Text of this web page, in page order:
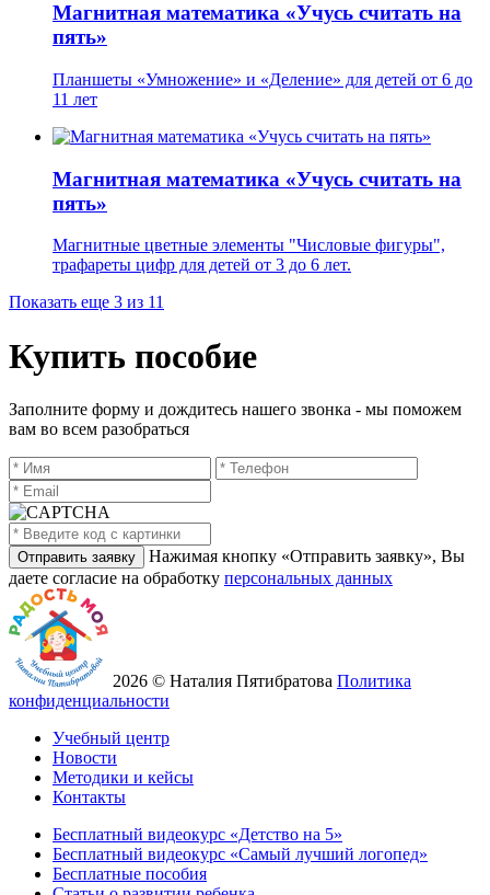
Магнитная математика «Учусь считать на
пять»
Планшеты «Умножение» и «Деление» для детей от 6 до
11 лет
Магнитная математика «Учусь считать на
пять»
Магнитные цветные элементы "Числовые фигуры",
трафареты цифр для детей от 3 до 6 лет.
Показать еще 3 из 11
Купить пособие
Заполните форму и дождитесь нашего звонка - мы поможем
вам во всем разобраться
Нажимая кнопку «Отправить заявку», Вы
даете согласие на обработку персональных данных
2026 © Наталия Пятибратова Политика
конфиденциальности
Учебный центр
Новости
Методики и кейсы
Контакты
Бесплатный видеокурс «Детство на 5»
Бесплатный видеокурс «Самый лучший логопед»
Бесплатные пособия